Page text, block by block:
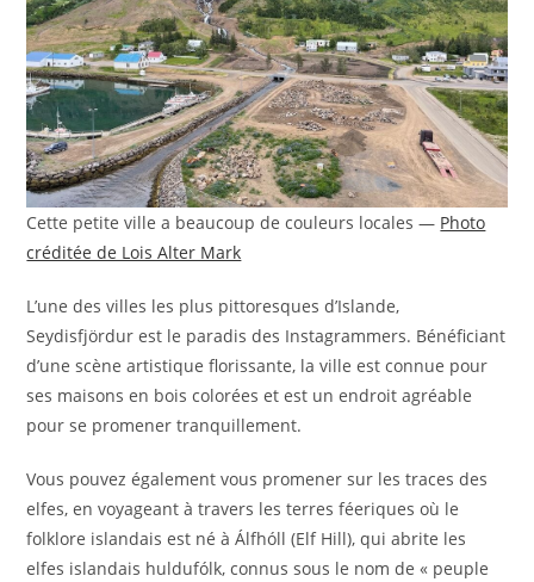
Cette petite ville a beaucoup de couleurs locales — Photo
créditée de Lois Alter Mark
L’une des villes les plus pittoresques d’Islande,
Seydisfjördur est le paradis des Instagrammers. Bénéficiant
d’une scène artistique florissante, la ville est connue pour
ses maisons en bois colorées et est un endroit agréable
pour se promener tranquillement.
Vous pouvez également vous promener sur les traces des
elfes, en voyageant à travers les terres féeriques où le
folklore islandais est né à Álfhóll (Elf Hill), qui abrite les
elfes islandais huldufólk, connus sous le nom de « peuple